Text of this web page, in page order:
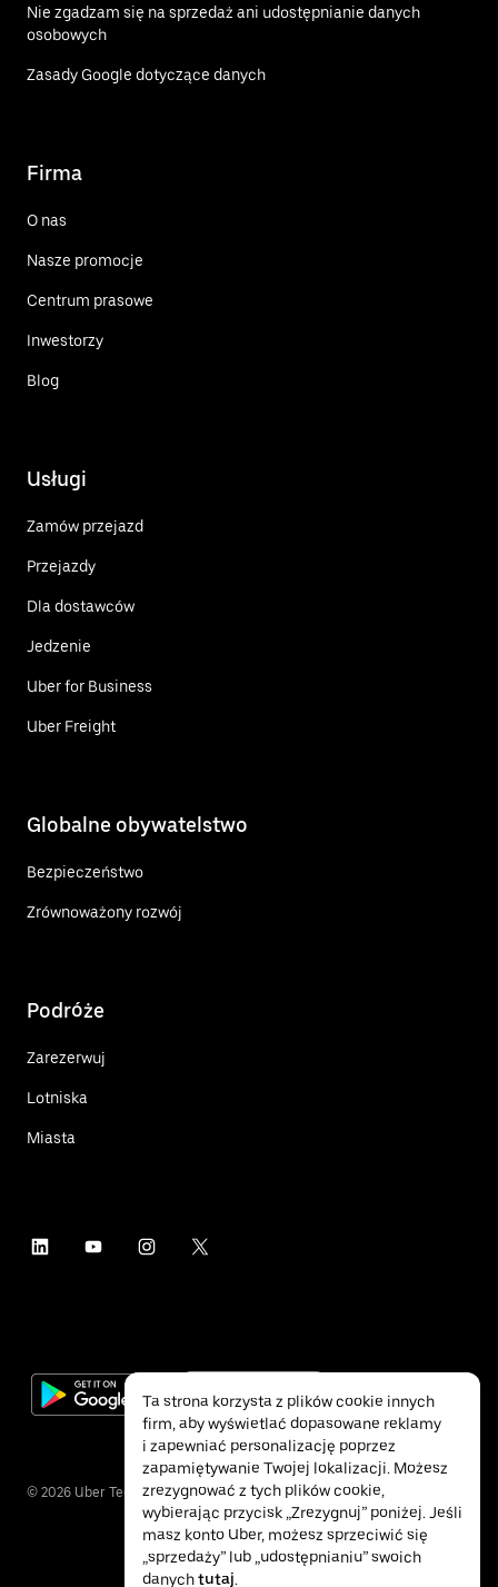
Nie zgadzam się na sprzedaż ani udostępnianie danych
osobowych
Zasady Google dotyczące danych
Firma
O nas
Nasze promocje
Centrum prasowe
Inwestorzy
Blog
Usługi
Zamów przejazd
Przejazdy
Dla dostawców
Jedzenie
Uber for Business
Uber Freight
Globalne obywatelstwo
Bezpieczeństwo
Zrównoważony rozwój
Podróże
Zarezerwuj
Lotniska
Miasta
© 2026 Uber Technologies Inc.
Ta strona korzysta z plików cookie innych
firm, aby wyświetlać dopasowane reklamy
i zapewniać personalizację poprzez
zapamiętywanie Twojej lokalizacji. Możesz
zrezygnować z tych plików cookie,
wybierając przycisk „Zrezygnuj” poniżej. Jeśli
masz konto Uber, możesz sprzeciwić się
„sprzedaży” lub „udostępnianiu” swoich
danychtutaj.